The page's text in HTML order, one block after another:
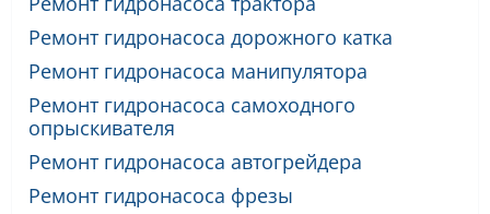
Ремонт гидронасоса дорожного катка
Ремонт гидронасоса манипулятора
Ремонт гидронасоса самоходного
опрыскивателя
Ремонт гидронасоса автогрейдера
Ремонт гидронасоса фрезы